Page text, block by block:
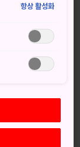
는 벳
항을 포함한 대
항상 활성화